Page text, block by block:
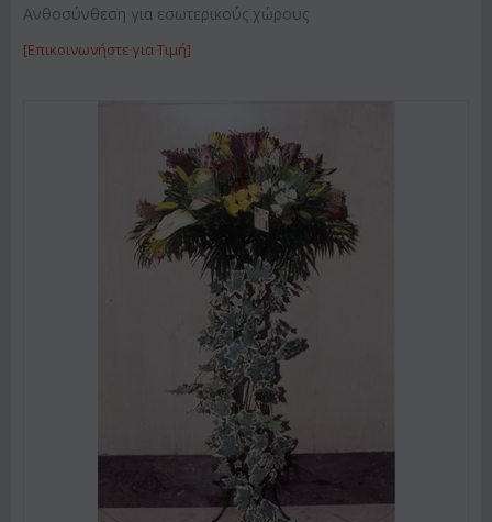
Ανθοσύνθεση για εσωτερικούς χώρους
[Επικοινωνήστε για Τιμή]